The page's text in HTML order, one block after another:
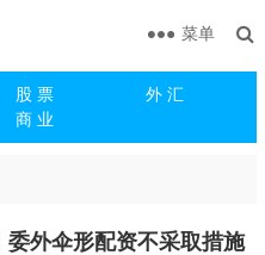
股 票
外 汇
商 业
菜单
外伞形配资不采取措施